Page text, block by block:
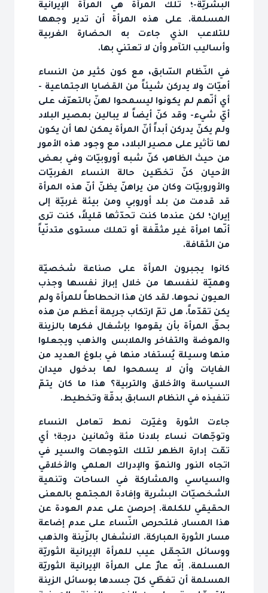
البشريّة-؛ تلك المرأة هي المرأة الإيرانية
المسلمة. على هذه المرأة أن تدير وجهها
للتلاعب الذي جاءت به الحضارة الغربية
وأساليب التآمر وأن لا تعتني بها.
في النّظام السّابق، مع كون كثير من النساء
أميّات ولا يدركن شيئاً من القضايا الاجتماعية -
أي أنّهم لم يكونوا ليسمحوا لهنّ بالتعرّف على
أيّ شيء- وقد كنّ أيضاً لا يبالين بمصير البلاد
ولم يكنّ يدركن أبداً أنّ المرأة يمكن لها أن يكون
لها تأثير على مصير البلاد، مع وجود هذه الأمور
من حيث الظاهر، كنّ شبه أوروبيّات وفي بعض
الأحيان كنّ تخطّين حالة النساء الغربيّات
والأوروبيّات وكان من يراهنّ يظنّ أنّ هذه المرأة
قد قدمت من بلد أوروبي ومن بيئة غربيّة إلى
إيران؛ لكن عندما كنت تحدّثها قليلاً، كنت ترى
أنّها امرأة غير مثقّفة أو تملك مستوى متدنّياً
من الثقافة.
كانوا يجبرون المرأة على صناعة شخصيّة
وهميّة لنفسها من خلال إبراز نفسها وجذب
العيون نحوها. لقد كان هذا انحطاطاً للمرأة ولم
يكن تقدّماً. هل تمّ ارتكاب جريمة أعظم من هذه
بحقّ المرأة بأن يقوموا بإشغال فكرها بالزينة
والموضة والتفاخر والملابس والذهب ويجعلوا
منها وسيلة يُستفاد منها في بلوغ العديد من
الغايات وأن لا يسمحوا لها بدخول ميدان
السياسة والأخلاق والتربية؟ هذا ما كان يتمّ
تنفيذه في النظام السابق بدقّة وتخطيط.
جاءت الثورة وغيّرت نمط تعامل النساء
وتوجّهات نساء بلادنا مئة وثمانين درجة؛ أي
تمّت إدارة الظهر لتلك التوجهات والسير في
اتجاه النور والنموّ والإدراك العلمي والأخلاقي
والسياسي والمشاركة في الساحات وتنمية
الشخصيّات البشرية وإفادة المجتمع بالمعنى
الحقيقي للكلمة. إحرصن على عدم العودة عن
هذا المسار. فلتحرص النّساء على عدم إضاعة
مسار الثورة المباركة. الانشغال بالزّينة والذهب
ووسائل التجمّل عيب للمرأة الإيرانية الثوريّة
المسلمة. إنّه عارٌ على المرأة الإيرانية الثوريّة
المسلمة أن تغطّي كلّ جسدها بوسائل الزينة